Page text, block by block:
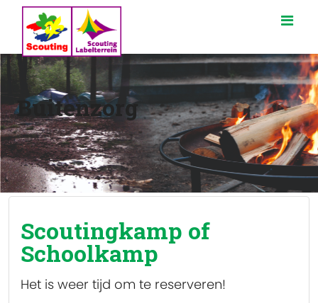
Buitenzorg
Scoutingkamp of
Schoolkamp
Het is weer tijd om te reserveren!